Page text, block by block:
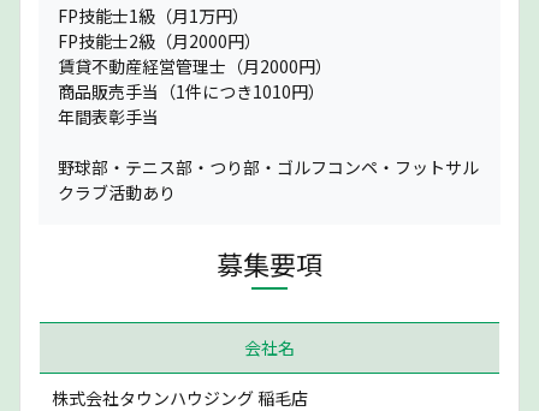
FP技能士1級（月1万円）
FP技能士2級（月2000円）
賃貸不動産経営管理士（月2000円）
商品販売手当（1件につき1010円）
年間表彰手当
野球部・テニス部・つり部・ゴルフコンペ・フットサル
クラブ活動あり
募集要項
会社名
株式会社タウンハウジング 稲毛店